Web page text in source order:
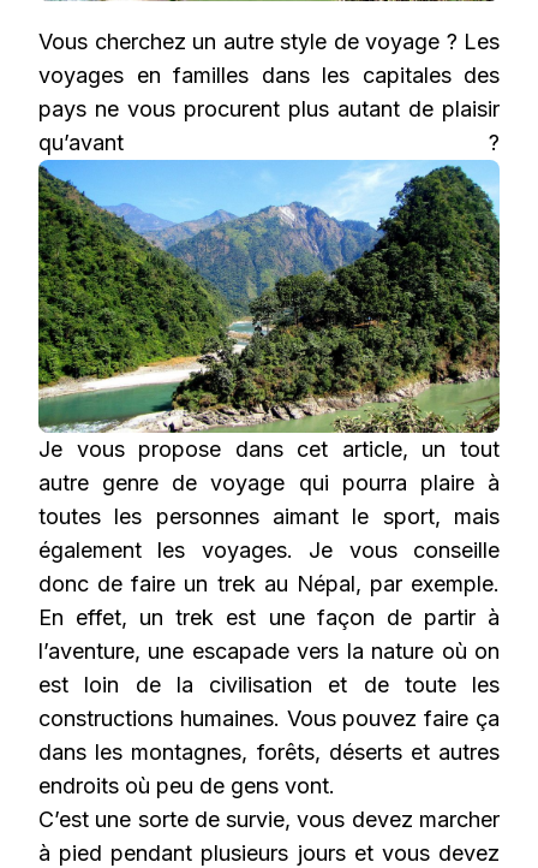
Vous cherchez un autre style de voyage ? Les
voyages en familles dans les capitales des
pays ne vous procurent plus autant de plaisir
qu’avant ?
Je vous propose dans cet article, un tout
autre genre de voyage qui pourra plaire à
toutes les personnes aimant le sport, mais
également les voyages. Je vous conseille
donc de faire un trek au Népal, par exemple.
En effet, un trek est une façon de partir à
l’aventure, une escapade vers la nature où on
est loin de la civilisation et de toute les
constructions humaines. Vous pouvez faire ça
dans les montagnes, forêts, déserts et autres
endroits où peu de gens vont.
C’est une sorte de survie, vous devez marcher
à pied pendant plusieurs jours et vous devez